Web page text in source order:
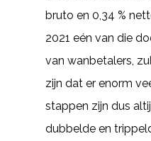
bruto en 0,34 %
2021 eén van die
van wanbetalers,
zijn dat er enorm
stappen zijn dus
dubbelde en